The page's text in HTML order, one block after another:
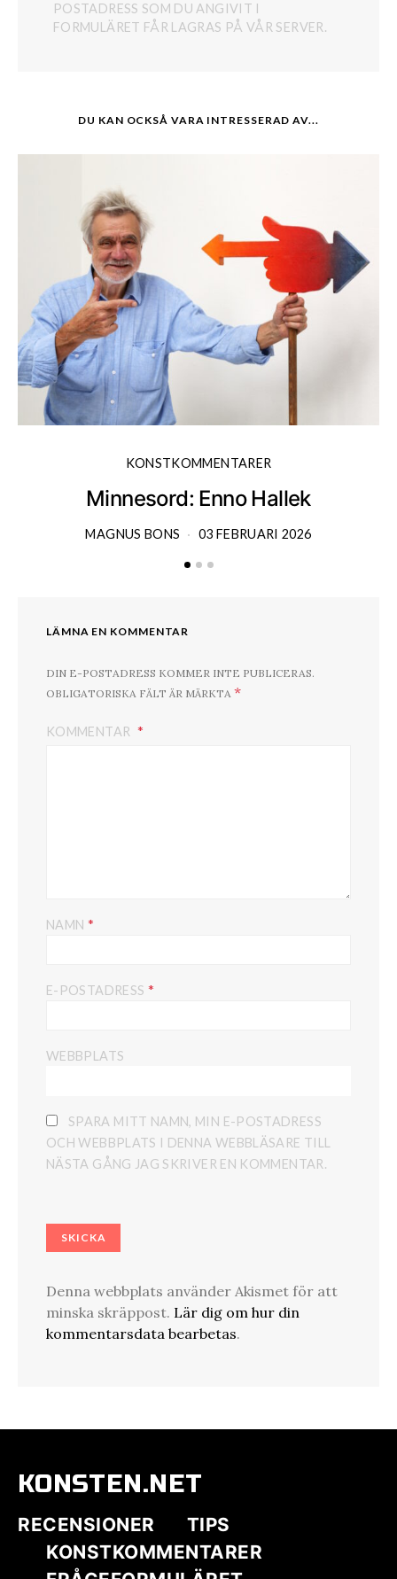
POSTADRESS SOM DU ANGIVIT I
FORMULÄRET FÅR LAGRAS PÅ VÅR SERVER.
DU KAN OCKSÅ VARA INTRESSERAD AV...
KONSTKOMMENTARER
Minnesord: Enno Hallek
MAGNUS BONS 03 FEBRUARI 2026
LÄMNA EN KOMMENTAR
DIN E-POSTADRESS KOMMER INTE PUBLICERAS.
OBLIGATORISKA FÄLT ÄR MÄRKTA *
KOMMENTAR
NAMN *
E-POSTADRESS *
WEBBPLATS
SPARA MITT NAMN, MIN E-POSTADRESS
OCH WEBBPLATS I DENNA WEBBLÄSARE TILL
NÄSTA GÅNG JAG SKRIVER EN KOMMENTAR.
Denna webbplats använder Akismet för att
minska skräppost. Lär dig om hur din
kommentarsdata bearbetas.
KONSTEN.NET
RECENSIONER
TIPS
KONSTKOMMENTARER